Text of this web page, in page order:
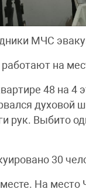
МЧС
на
48 на
духовой
рук. Выбито
30
На место